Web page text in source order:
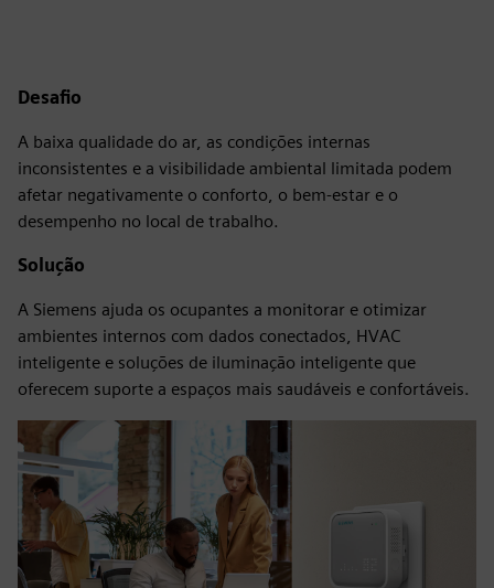
Desafio
A baixa qualidade do ar, as condições internas
inconsistentes e a visibilidade ambiental limitada podem
afetar negativamente o conforto, o bem-estar e o
desempenho no local de trabalho.
Solução
A Siemens ajuda os ocupantes a monitorar e otimizar
ambientes internos com dados conectados, HVAC
inteligente e soluções de iluminação inteligente que
oferecem suporte a espaços mais saudáveis e confortáveis.